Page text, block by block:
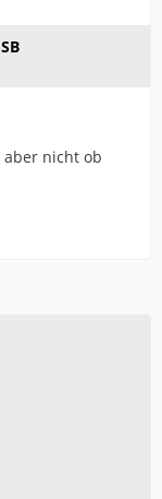
aber nicht ob